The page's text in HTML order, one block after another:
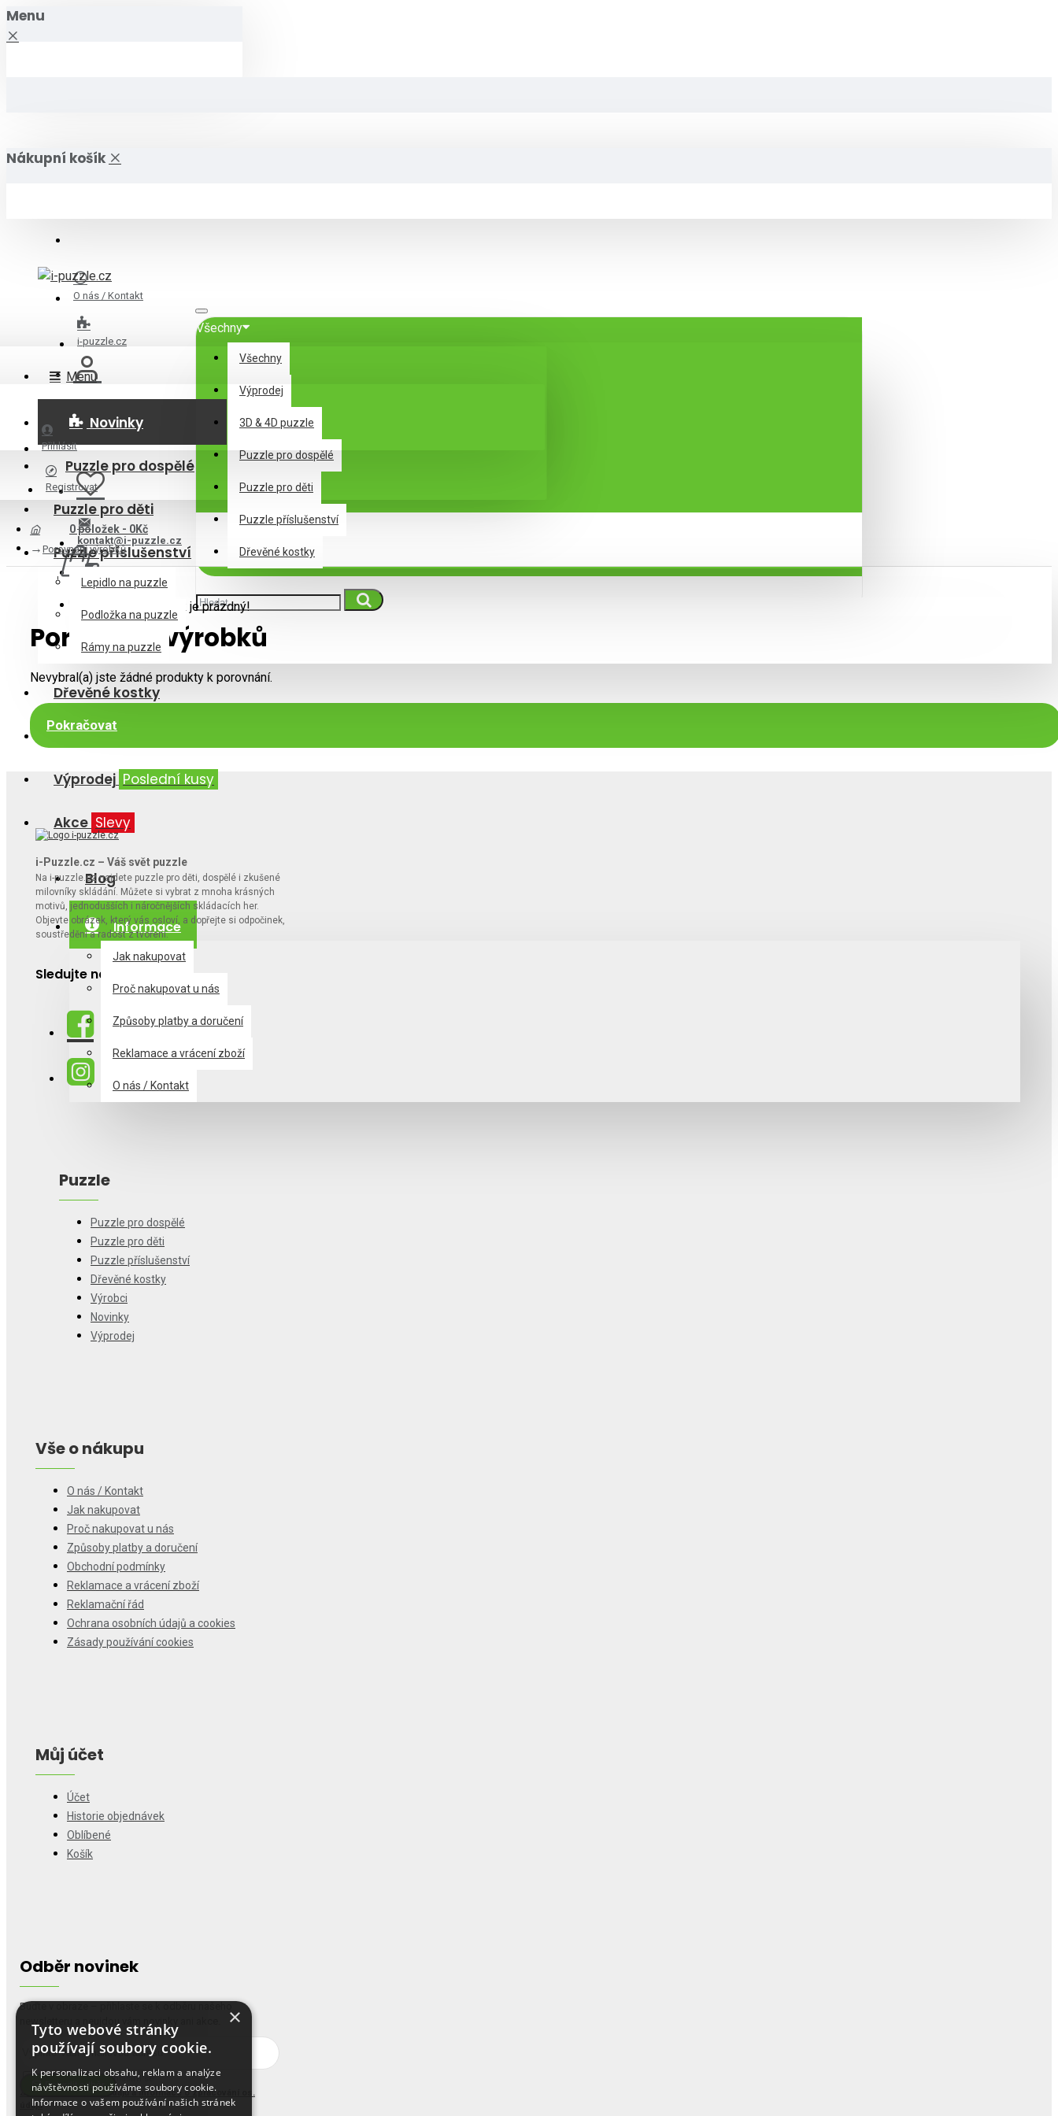
Menu
Nákupní košík
O nás / Kontakt
i-puzzle.cz
kontakt@i-puzzle.cz
Všechny
Všechny
Výprodej
3D & 4D puzzle
Puzzle pro dospělé
Puzzle pro děti
Puzzle příslušenství
Dřevěné kostky
0 položek - 0Kč
Váš nákupní košík je prázdný!
Menu
Novinky
Puzzle pro dospělé
Puzzle pro děti
Puzzle příslušenství
Lepidlo na puzzle
Podložka na puzzle
Rámy na puzzle
Dřevěné kostky
Výrobci
Výprodej Poslední kusy
Akce Slevy
Blog
Informace
Jak nakupovat
Proč nakupovat u nás
Způsoby platby a doručení
Reklamace a vrácení zboží
O nás / Kontakt
Přihlásit
Registrovat
Porovnání výrobků
Porovnání výrobků
Nevybral(a) jste žádné produkty k porovnání.
Pokračovat
i-Puzzle.cz – Váš svět puzzle
Na i-puzzle.cz najdete puzzle pro děti, dospělé i zkušené
milovníky skládání. Můžete si vybrat z mnoha krásných
motivů, jednodušších i náročnějších skládacích her.
Objevte obrázek, který vás osloví, a dopřejte si odpočinek,
soustředění a radost z tvoření.
Sledujte nás
Puzzle
Puzzle pro dospělé
Puzzle pro děti
Puzzle příslušenství
Dřevěné kostky
Výrobci
Novinky
Výprodej
Vše o nákupu
O nás / Kontakt
Jak nakupovat
Proč nakupovat u nás
Způsoby platby a doručení
Obchodní podmínky
Reklamace a vrácení zboží
Reklamační řád
Ochrana osobních údajů a cookies
Zásady používání cookies
Můj účet
Účet
Historie objednávek
Oblíbené
Košík
Odběr novinek
Buďte v obraze – přihlaste se k odběru našeho
Potvrdit odběr
Četl(a) jsem a souhlasím se
Zásady ochrany os. údajů a informace o zpracování os.
údajů
×
Tyto webové stránky
používají soubory cookie.
K personalizaci obsahu, reklam a analýze
návštěvnosti používáme soubory cookie.
Informace o vašem používání našich stránek